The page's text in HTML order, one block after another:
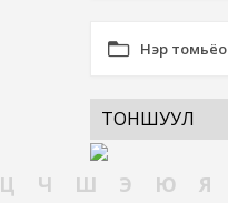
Нэр томьёо
ТОНШУУЛ
Ц Ч Ш Э Ю Я